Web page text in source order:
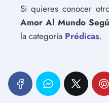
Si quieres conocer
Amor Al Mundo
la categoría Prédicas.